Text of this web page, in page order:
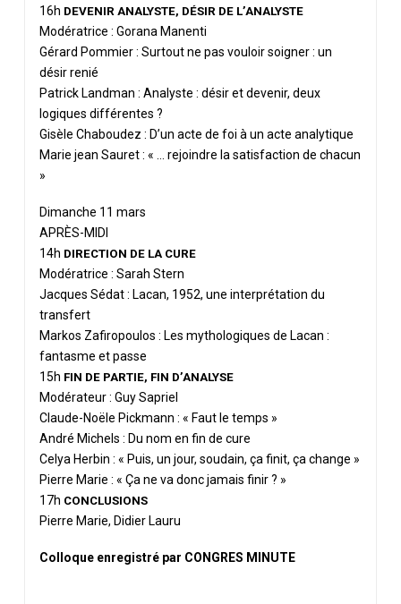
16h DEVENIR ANALYSTE, DÉSIR DE L’ANALYSTE
Modératrice : Gorana Manenti
Gérard Pommier : Surtout ne pas vouloir soigner : un
désir renié
Patrick Landman : Analyste : désir et devenir, deux
logiques différentes ?
Gisèle Chaboudez : D’un acte de foi à un acte analytique
Marie jean Sauret : « … rejoindre la satisfaction de chacun
»
Dimanche 11 mars
APRÈS-MIDI
14h DIRECTION DE LA CURE
Modératrice : Sarah Stern
Jacques Sédat : Lacan, 1952, une interprétation du
transfert
Markos Zafiropoulos : Les mythologiques de Lacan :
fantasme et passe
15h FIN DE PARTIE, FIN D’ANALYSE
Modérateur : Guy Sapriel
Claude-Noële Pickmann : « Faut le temps »
André Michels : Du nom en fin de cure
Celya Herbin : « Puis, un jour, soudain, ça finit, ça change »
Pierre Marie : « Ça ne va donc jamais finir ? »
17h CONCLUSIONS
Pierre Marie, Didier Lauru
Colloque enregistré par CONGRES MINUTE